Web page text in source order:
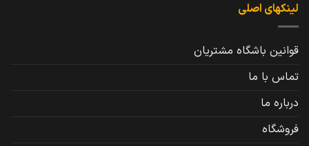
لینکهای اصلی
قوانین باشگاه مشتریان
تماس با ما
درباره ما
فروشگاه